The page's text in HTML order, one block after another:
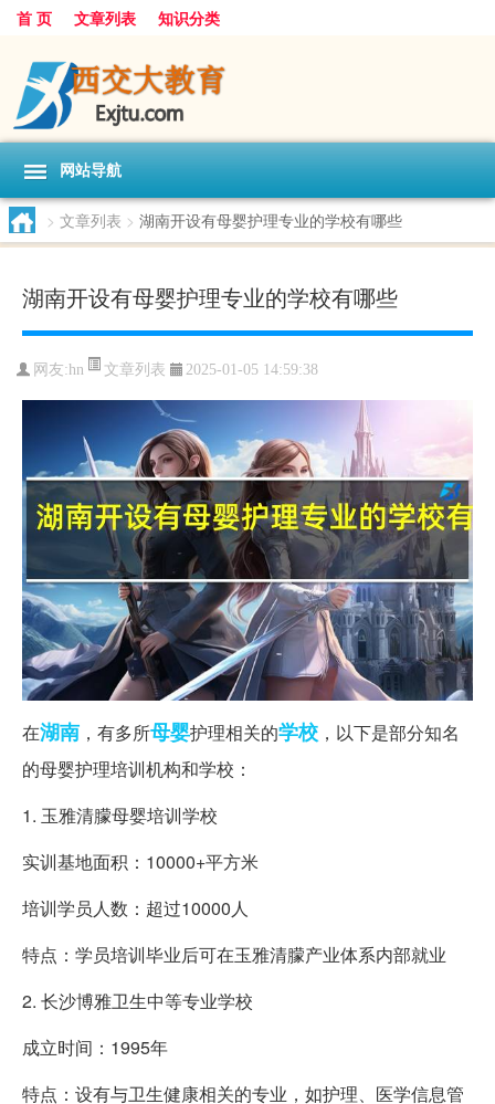
首 页 文章列表 知识分类
网站导航
> 文章列表 > 湖南开设有母婴护理专业的学校有哪些
湖南开设有母婴护理专业的学校有哪些
网友:hn 文章列表 2025-01-05 14:59:38
在湖南 ，有多所母婴护理相关的学校 ，以下是部分知名
的母婴护理培训机构和学校：
1. 玉雅清朦母婴培训学校
实训基地面积：10000+平方米
培训学员人数：超过10000人
特点：学员培训毕业后可在玉雅清朦产业体系内部就业
2. 长沙博雅卫生中等专业学校
成立时间：1995年
特点：设有与卫生健康相关的专业，如护理、医学信息管